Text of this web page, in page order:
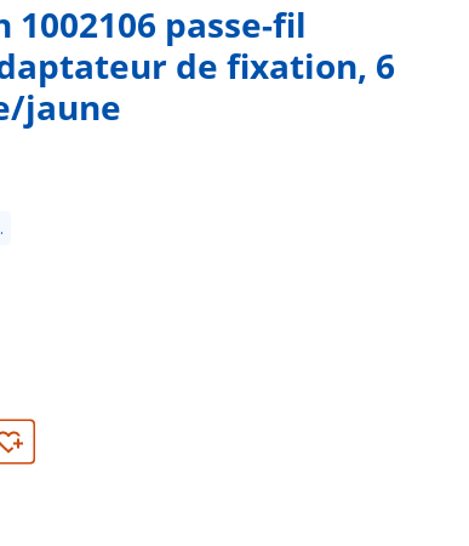
1002106 passe-fil
de fixation, 6
jaune